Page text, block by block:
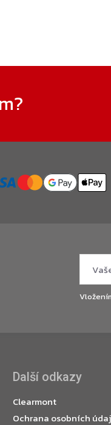
Další odkazy
Clearmont
Ochrana osobních